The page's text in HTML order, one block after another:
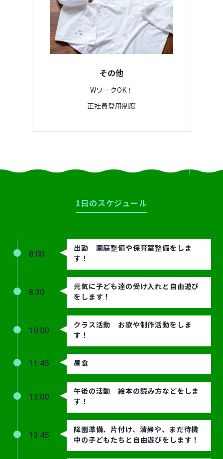
その他
WワークOK！
正社員登用制度
1日のスケジュール
8:00
出勤 園庭整備や保育室整備をしま
す！
8:30
元気に子ども達の受け入れと自由遊び
をします！
10:00
クラス活動 お歌や制作活動をしま
す！
11:45 昼食
13:00
午後の活動 絵本の読み方などをしま
す！
13:45
降園準備、片付け、清掃や、まだ待機
中の子どもたちと自由遊びをします！